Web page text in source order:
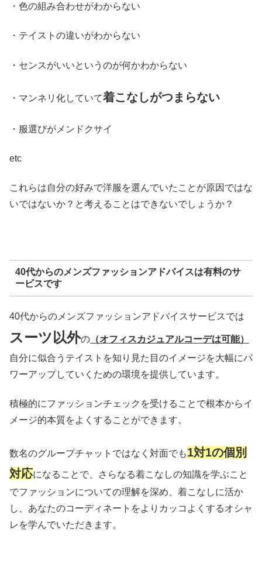
・色の組み合わせがわからない
・テイストの違いがわからない
・センスがいいというのが何かわからない
・マンネリ化していて着こなしがつまらない
・服選びがメンドクサイ
etc
これらは自分の好みで洋服を選んでいたことが原因ではな
いではないか？と考えることはできないでしょうか？
40代からのメンズファッションアドバイスは有料のサ
ービスです
40代からのメンズファッションアドバイスサービスでは
スーツ以外の （オフィスカジュアルコーデは可能）
自分に似合うテイストを知り見た目のイメージを大幅にパ
ワーアップしていくための環境を提供しています。
積極的にファッションチェックを受けることで根本からイ
メージ的本質をよくすることができます。
数名のグループチャットではなく対面でも1対1の個別
対応になることで、さらなる着こなしの知識を学ぶこと
でファッションについての理解を深め、着こなしに活か
し、あなたのコーディネートをよりカッコよくするオシャ
レを学んでいただきます。